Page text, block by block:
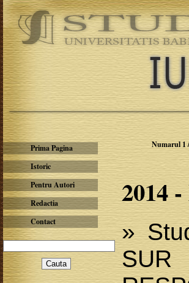
Prima Pagina
Istoric
Pentru Autori
Redactia
Contact
Numarul 1
2014
»
SUR